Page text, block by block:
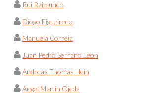
Rui Raimundo
Diogo Figueiredo
Manuela Correia
Juan Pedro Serrano León
Andreas Thomas Hein
Angel Martín Ojeda